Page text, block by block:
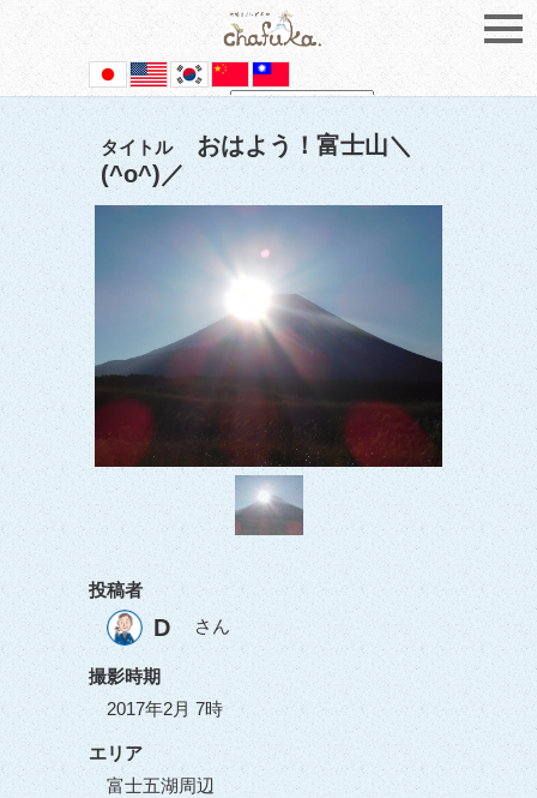
Powered by Translate
タイトル
おはよう！富士山＼
(^o^)／
投稿者
D さん
撮影時期
2017年2月 7時
エリア
富士五湖周辺